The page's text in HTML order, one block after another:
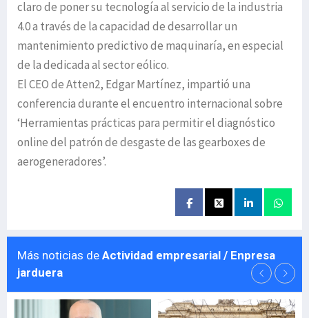
claro de poner su tecnología al servicio de la industria
4.0 a través de la capacidad de desarrollar un
mantenimiento predictivo de maquinaría, en especial
de la dedicada al sector eólico.
El CEO de Atten2, Edgar Martínez, impartió una
conferencia durante el encuentro internacional sobre
‘Herramientas prácticas para permitir el diagnóstico
online del patrón de desgaste de las gearboxes de
aerogeneradores’.
Más noticias de Actividad empresarial / Enpresa
jarduera